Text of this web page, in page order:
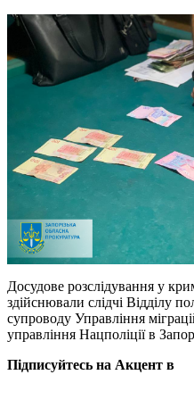
Досудове розслідування у
здійснювали слідчі Відділу
супроводу Управління
управління Нацполіції в
Підписуйтесь на Акцент в